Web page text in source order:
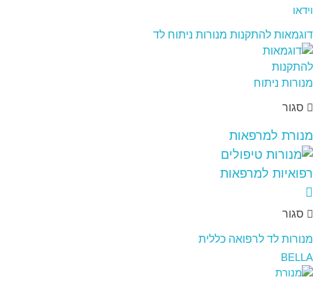
דוגמאות להתקנות מנורות ניתוח לד
סגור
מנורת למרפאות
סגור
מנורות לד לרפואה כללית
BELLA